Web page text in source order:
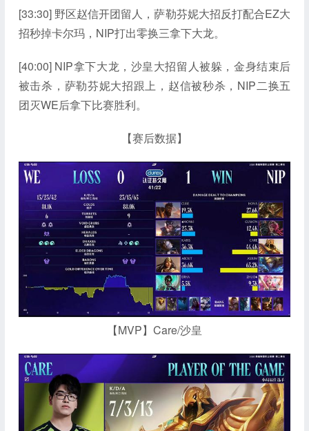
[33:30] 野区赵信开团留人，萨勒芬妮大招反打配合EZ大
招秒掉卡尔玛，NIP打出零换三拿下大龙。
[40:00] NIP拿下大龙，沙皇大招留人被躲，金身结束后
被击杀，萨勒芬妮大招跟上，赵信被秒杀，NIP二换五
团灭WE后拿下比赛胜利。
【赛后数据】
【MVP】Care/沙皇